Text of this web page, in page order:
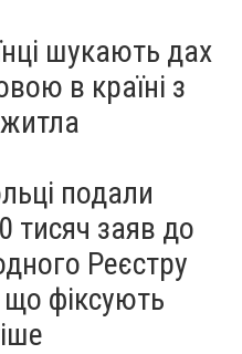
шукають дах
в країні з
подали
тисяч заяв до
Реєстру
що фіксують